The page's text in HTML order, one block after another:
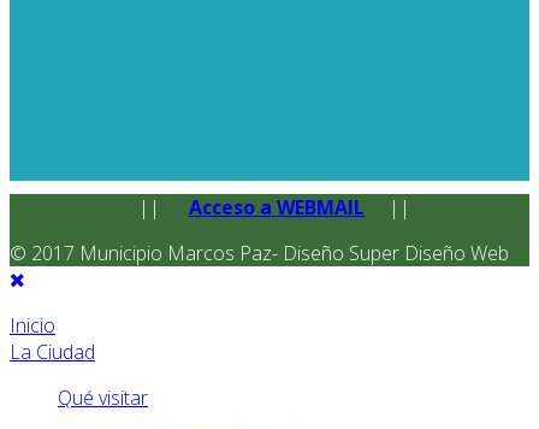
|| Acceso a WEBMAIL
||
© 2017 Municipio Marcos Paz- Diseño Super Diseño Web
Inicio
La Ciudad
Qué visitar